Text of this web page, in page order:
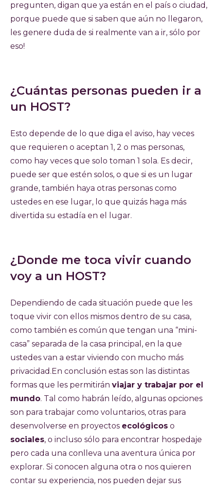
pregunten, digan que ya están en el país o ciudad,
porque puede que si saben que aún no llegaron,
les genere duda de si realmente van a ir, sólo por
eso!
¿Cuántas personas pueden ir a
un HOST?
Esto depende de lo que diga el aviso, hay veces
que requieren o aceptan 1, 2 o mas personas,
como hay veces que solo toman 1 sola. Es decir,
puede ser que estén solos, o que si es un lugar
grande, también haya otras personas como
ustedes en ese lugar, lo que quizás haga más
divertida su estadía en el lugar.
¿Donde me toca vivir cuando
voy a un HOST?
Dependiendo de cada situación puede que les
toque vivir con ellos mismos dentro de su casa,
como también es común que tengan una “mini-
casa” separada de la casa principal, en la que
ustedes van a estar viviendo con mucho más
privacidad.En conclusión estas son las distintas
formas que les permitirán viajar y trabajar por el
mundo. Tal como habrán leído, algunas opciones
son para trabajar como voluntarios, otras para
desenvolverse en proyectos ecológicos o
sociales, o incluso sólo para encontrar hospedaje
pero cada una conlleva una aventura única por
explorar. Si conocen alguna otra o nos quieren
contar su experiencia, nos pueden dejar sus